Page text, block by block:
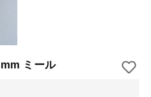
ミール
ミ
皿
皿・ミール皿
具】 浅皿
】 押皿・挽物